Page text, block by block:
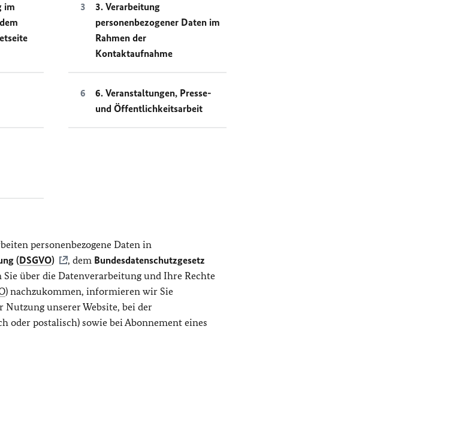
im
3. Verarbeitung
personenbezogener Daten im
Rahmen der
Kontaktaufnahme
6. Veranstaltungen, Presse-
und Öffentlichkeitsarbeit
personenbezogene Daten in
(DSGVO) , dem Bundesdatenschutzgesetz
Sie über die Datenverarbeitung und Ihre Rechte
) nachzukommen, informieren wir Sie
Nutzung unserer Website, bei der
postalisch) sowie bei Abonnement eines